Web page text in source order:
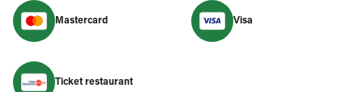
Mastercard Visa
Ticket restaurant